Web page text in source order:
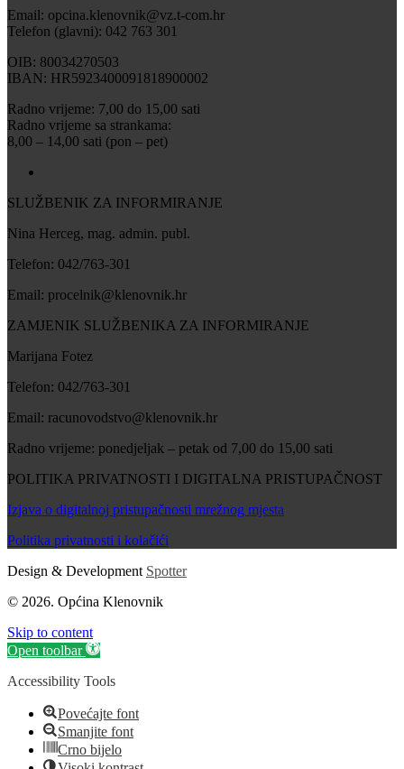
Email: opcina.klenovnik@vz.t-com.hr
Telefon (glavni): 042 763 301
OIB: 80034270503
IBAN: HR5923400091818900002
Radno vrijeme: 7,00 do 15,00 sati
Radno vrijeme sa strankama:
8,00 – 14,00 sati (pon – pet)
SLUŽBENIK ZA INFORMIRANJE
Nina Herceg, mag. admin. publ.
Telefon: 042/763-301
Email: procelnik@klenovnik.hr
ZAMJENIK SLUŽBENIKA ZA INFORMIRANJE
Marijana Fotez
Telefon: 042/763-301
Email: racunovodstvo@klenovnik.hr
Radno vrijeme: ponedjeljak – petak od 7,00 do 15,00 sati
POLITIKA PRIVATNOSTI I DIGITALNA PRISTUPAČNOST
Izjava o digitalnoj pristupačnosti mrežnog mjesta
Politika privatnosti i kolačići
Design & Development Spotter
© 2026. Općina Klenovnik
Skip to content
Open toolbar
Accessibility Tools
Povećajte font
Smanjite font
Crno bijelo